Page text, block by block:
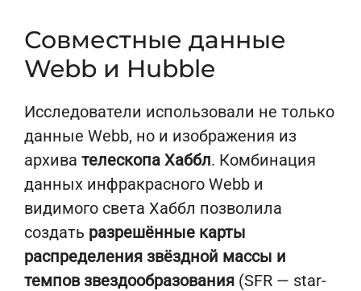
Совместные данные
Webb и Hubble
Исследователи использовали не только
данные Webb, но и изображения из
архива телескопа Хаббл. Комбинация
данных инфракрасного Webb и
видимого света Хаббл позволила
создать разрешённые карты
распределения звёздной массы и
темпов звездообразования (SFR — star-